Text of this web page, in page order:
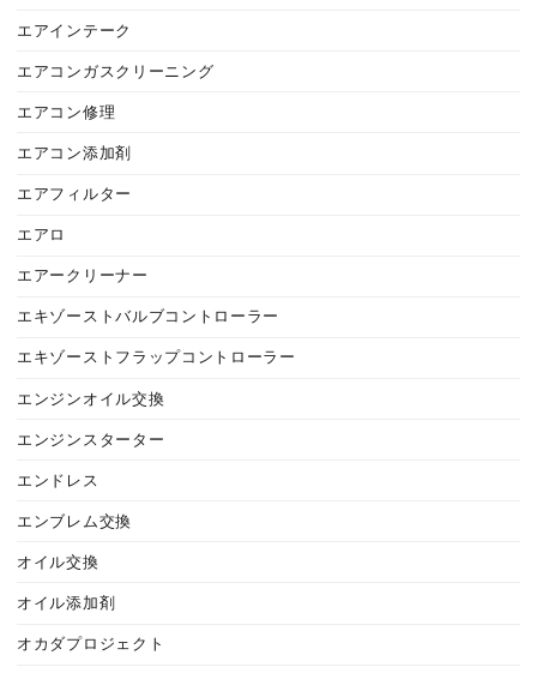
エアインテーク
エアコンガスクリーニング
エアコン修理
エアコン添加剤
エアフィルター
エアロ
エアークリーナー
エキゾーストバルブコントローラー
エキゾーストフラップコントローラー
エンジンオイル交換
エンジンスターター
エンドレス
エンブレム交換
オイル交換
オイル添加剤
オカダプロジェクト